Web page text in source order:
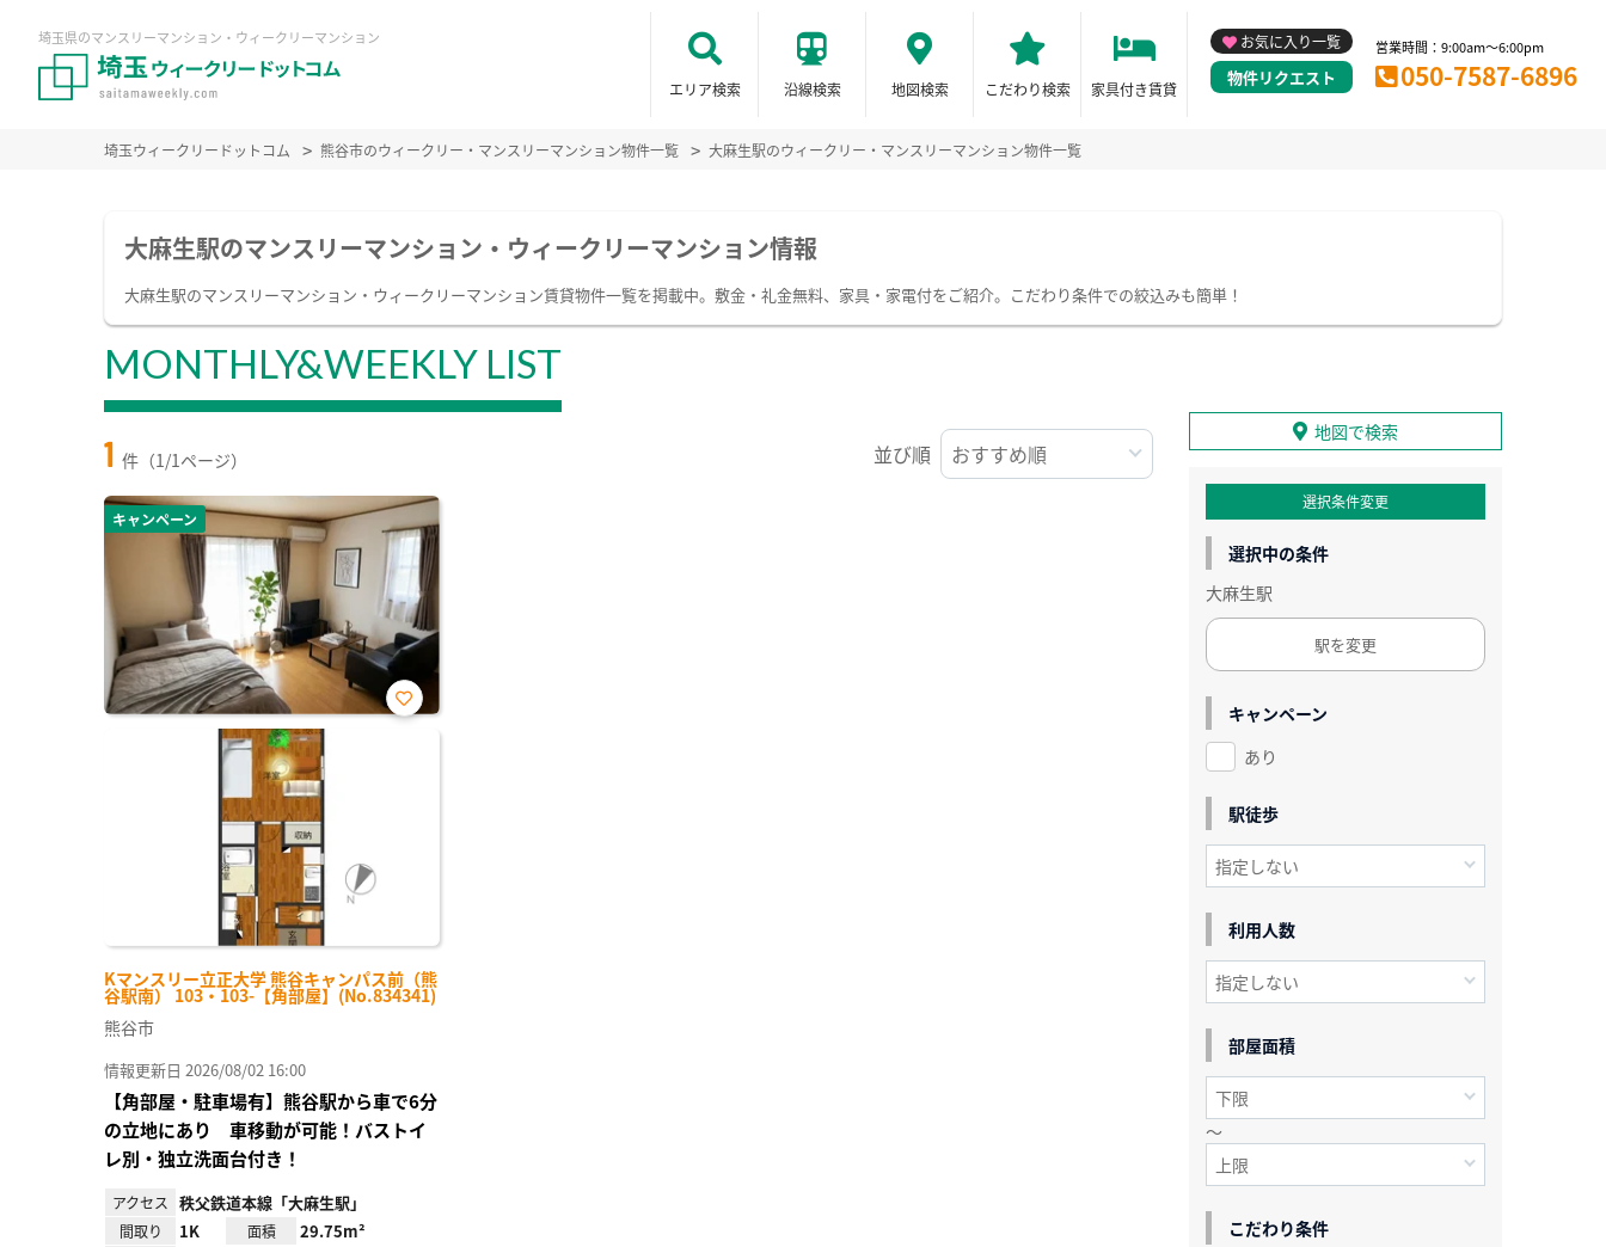
埼玉県のマンスリーマンション・ウィークリーマンション
エリア検索 沿線検索 地図検索 こだわり検索 家具付き賃貸
お気に入り一覧
物件リクエスト
営業時間：9:00am～6:00pm
050-7587-6896
埼玉ウィークリードットコム 熊谷市のウィークリー・マンスリーマンション物件一覧 大麻生駅のウィークリー・マンスリーマンション物件一覧
大麻生駅のマンスリーマンション・ウィークリーマンション情報
大麻生駅のマンスリーマンション・ウィークリーマンション賃貸物件一覧を掲載中。敷金・礼金無料、家具・家電付をご紹介。こだわり条件での絞込みも簡単！
MONTHLY&WEEKLY LIST
1 件（1/1ページ） 並び順
キャンペーン
Kマンスリー立正大学 熊谷キャンパス前（熊
谷駅南） 103・103-【角部屋】(No.834341)
お気
熊谷市
情報更新日 2026/08/02 16:00
【角部屋・駐車場有】熊谷駅から車で6分
の立地にあり 車移動が可能！バストイ
レ別・独立洗面台付き！
アクセス 秩父鉄道本線「大麻生駅」
間取り 1K 面積 29.75m²
地図で検索
選択条件変更
選択中の条件
大麻生駅
駅を変更
キャンペーン
あり
駅徒歩
利用人数
部屋面積
～
こだわり条件